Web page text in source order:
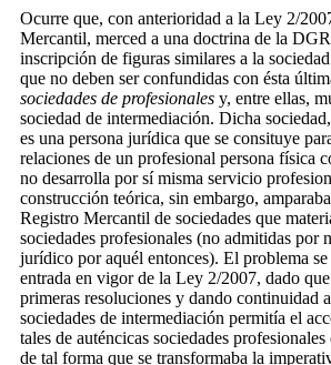
Ocurre que, con anterioridad a la Ley 2/
Mercantil, merced a una doctrina de la
inscripción de figuras similares a la
que no deben ser confundidas con ésta
sociedades de profesionalesy, entre ellas,
sociedad de intermediación. Dicha
es una persona jurídica que se consituye
relaciones de un profesional persona física
no desarrolla por sí misma servicio
construcción teórica, sin embargo,
Registro Mercantil de sociedades que
sociedades profesionales (no admitidas por
jurídico por aquél entonces). El problema se
entrada en vigor de la Ley 2/2007, dado
primeras resoluciones y dando continuidad
sociedades de intermediación permitía el
tales de auténcicas sociedades
de tal forma que se transformaba la